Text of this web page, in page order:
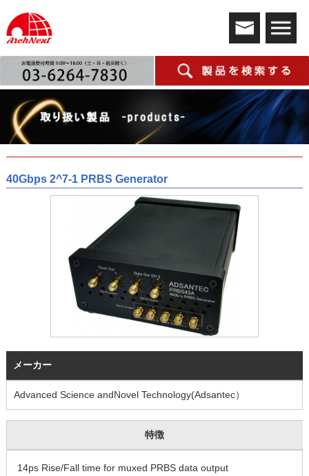
40Gbps 2^7-1 PRBS Generator
メーカー
Advanced Science andNovel Technology(Adsantec）
特徴
14ps Rise/Fall time for muxed PRBS data output